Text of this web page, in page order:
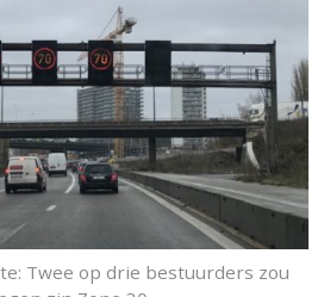
Twee op drie bestuurders zou